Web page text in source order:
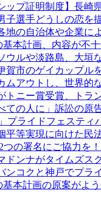
ップ証明制度】長崎
子選手どうしの恋を
地の自治体や企業
本計画、内容が不
ウルや淡路島、大
賀市のゲイカップ
ムアウトし、世界
トニー賞受賞、トラ
ての人に」訴訟の原
」プライドフェステ
平等実現に向けた民
の署名にご協力を！
ドンナがタイムズス
ンコクと神戸でプラ
本計画の原案がよう